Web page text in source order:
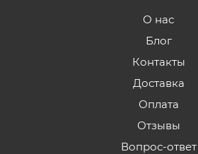
О нас
Блог
Контакты
Доставка
Оплата
Отзывы
Вопрос-ответ